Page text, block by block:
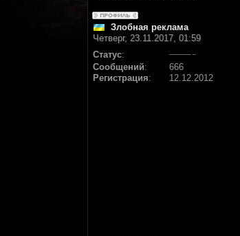
Злобная реклама
Четверг, 23.11.2017, 01:59
Статус:
Сообщений:
666
Регистрация: 12.12.2012